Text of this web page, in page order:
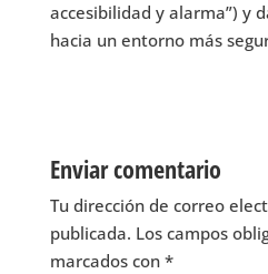
accesibilidad y alarma”) y
hacia un entorno más
Enviar comentario
Tu dirección de correo
publicada. Los campos
marcados con *